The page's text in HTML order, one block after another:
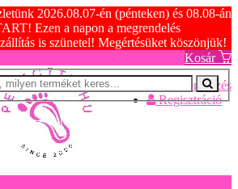
2026.08.07-én (pénteken) és 08.08-án
Ezen a napon a megrendelés
is szünetel! Megértésüket köszönjük!
Kosár
Bejelentkezés
Regisztráció